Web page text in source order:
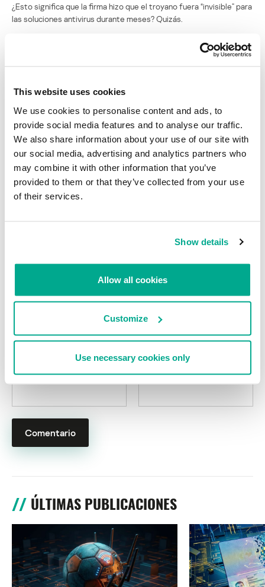
This website uses cookies
We use cookies to personalise content and ads, to
provide social media features and to analyse our traffic.
We also share information about your use of our site with
our social media, advertising and analytics partners who
may combine it with other information that you’ve
provided to them or that they’ve collected from your use
of their services.
Show details
Allow all cookies
Customize
Use necessary cookies only
¿Esto significa que la firma hizo que el troyano fuera “invisible” para
las soluciones antivirus durante meses? Quizás.
Todo indica que alguien que tiene el poder de validar archivos en
sobre esta teoría. Tenemos entendido que VBA se comunicó con
hacer, y ya hemos hecho, es utilizar KSN para asegurarnos de que
nuestros productos bloqueen esta firma digital.
¿Es este troyano una amenaza grave? ¿Cuánto se ha expandido?
Las respuestas a estas preguntas nos pueden ayudar a llegar a la
raíz del problema.
Su dirección de correo electrónico no será publicada. Los
campos obligatorios están marcados con
ÚLTIMAS PUBLICACIONES